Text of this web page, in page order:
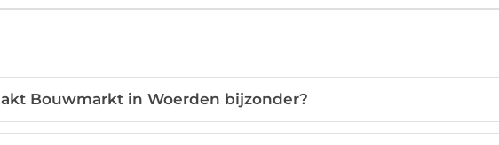
Bouwmarkt in Woerden bijzonder?